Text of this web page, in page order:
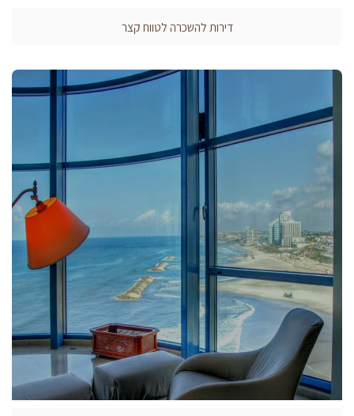
דירות להשכרה לטווח קצר